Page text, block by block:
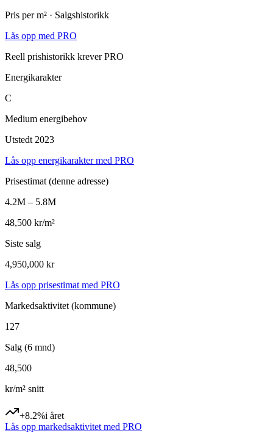
Pris per m² · Salgshistorikk
Lås opp med PRO
Reell prishistorikk krever PRO
Energikarakter
C
Medium energibehov
Utstedt 2023
Lås opp energikarakter med PRO
Prisestimat (denne adresse)
4.2M – 5.8M
48,500 kr/m²
Siste salg
4,950,000 kr
Lås opp prisestimat med PRO
Markedsaktivitet (kommune)
127
Salg (6 mnd)
48,500
kr/m² snitt
+8.2%i året
Lås opp markedsaktivitet med PRO